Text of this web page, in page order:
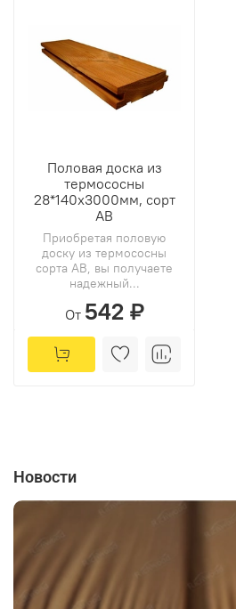
Половая доска из
термососны
28*140х3000мм, сорт
АВ
Приобретая половую
доску из термососны
сорта АВ, вы получаете
надежный...
От 542 ₽
Новости